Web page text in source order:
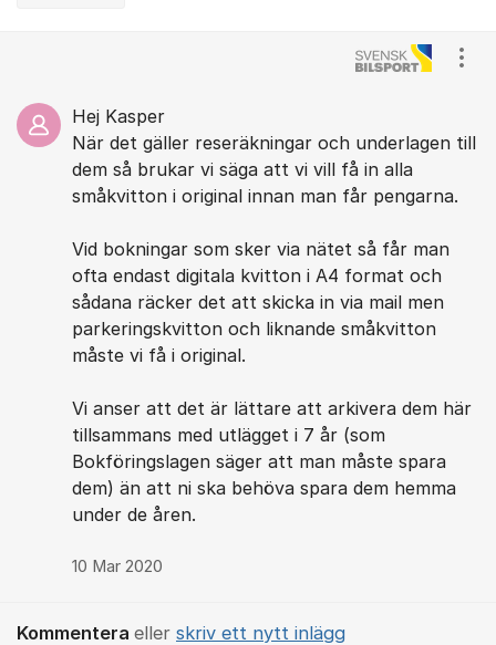
Hej Kasper
När det gäller reseräkningar och underlagen till
dem så brukar vi säga att vi vill få in alla
småkvitton i original innan man får pengarna.
Vid bokningar som sker via nätet så får man
ofta endast digitala kvitton i A4 format och
sådana räcker det att skicka in via mail men
parkeringskvitton och liknande småkvitton
måste vi få i original.
Vi anser att det är lättare att arkivera dem här
tillsammans med utlägget i 7 år (som
Bokföringslagen säger att man måste spara
dem) än att ni ska behöva spara dem hemma
under de åren.
10 Mar 2020
Kommentera eller skriv ett nytt inlägg